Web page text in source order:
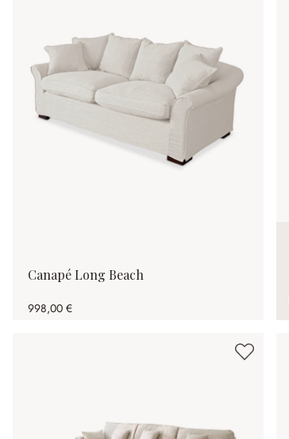
Canapé Long Beach
998,00 €